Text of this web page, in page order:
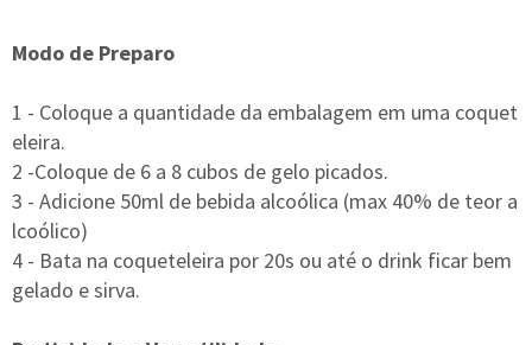
Modo de Preparo
1 - Coloque a quantidade da embalagem em uma coquet
eleira.
2 -Coloque de 6 a 8 cubos de gelo picados.
3 - Adicione 50ml de bebida alcoólica (max 40% de teor a
lcoólico)
4 - Bata na coqueteleira por 20s ou até o drink ficar bem
gelado e sirva.